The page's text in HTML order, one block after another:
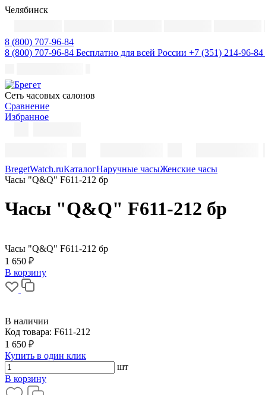
Челябинск
8 (800) 707-96-84
8 (800) 707-96-84 Бесплатно для всей России +7 (351) 214-96-84
Cеть часовых салонов
Сравнение
Избранное
BregetWatch.ruКаталогНаручные часыЖенские часы
Часы "Q&Q" F611-212 бр
Часы "Q&Q" F611-212 бр
Часы "Q&Q" F611-212 бр
1 650 ₽
В корзину
В наличии
Код товара: F611-212
1 650 ₽
Купить в один клик
шт
В корзину